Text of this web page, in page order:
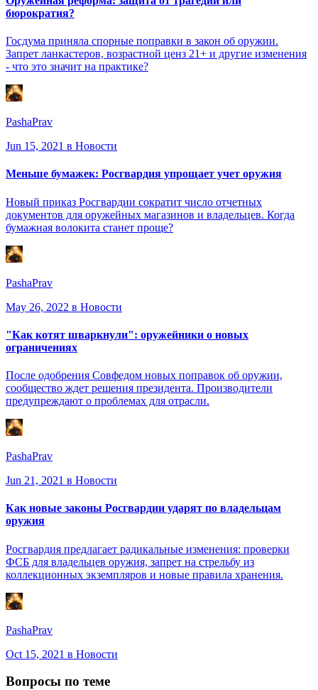
бюрократия?
Госдума приняла спорные поправки в закон об оружии.
Запрет ланкастеров, возрастной ценз 21+ и другие изменения
- что это значит на практике?
PashaPrav
Jun 15, 2021 в Новости
Меньше бумажек: Росгвардия упрощает учет оружия
Новый приказ Росгвардии сократит число отчетных
документов для оружейных магазинов и владельцев. Когда
бумажная волокита станет проще?
PashaPrav
May 26, 2022 в Новости
"Как котят шваркнули": оружейники о новых
ограничениях
После одобрения Совфедом новых поправок об оружии,
сообщество ждет решения президента. Производители
предупреждают о проблемах для отрасли.
PashaPrav
Jun 21, 2021 в Новости
Как новые законы Росгвардии ударят по владельцам
оружия
Росгвардия предлагает радикальные изменения: проверки
ФСБ для владельцев оружия, запрет на стрельбу из
коллекционных экземпляров и новые правила хранения.
PashaPrav
Oct 15, 2021 в Новости
Вопросы по теме